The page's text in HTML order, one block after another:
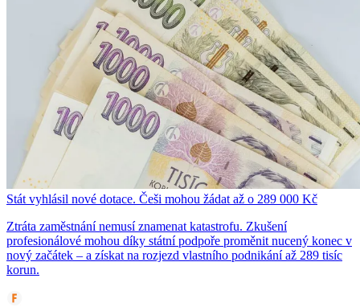
Stát vyhlásil nové dotace. Češi mohou žádat až o 289 000 Kč
Ztráta zaměstnání nemusí znamenat katastrofu. Zkušení
profesionálové mohou díky státní podpoře proměnit nucený konec v
nový začátek – a získat na rozjezd vlastního podnikání až 289 tisíc
korun.